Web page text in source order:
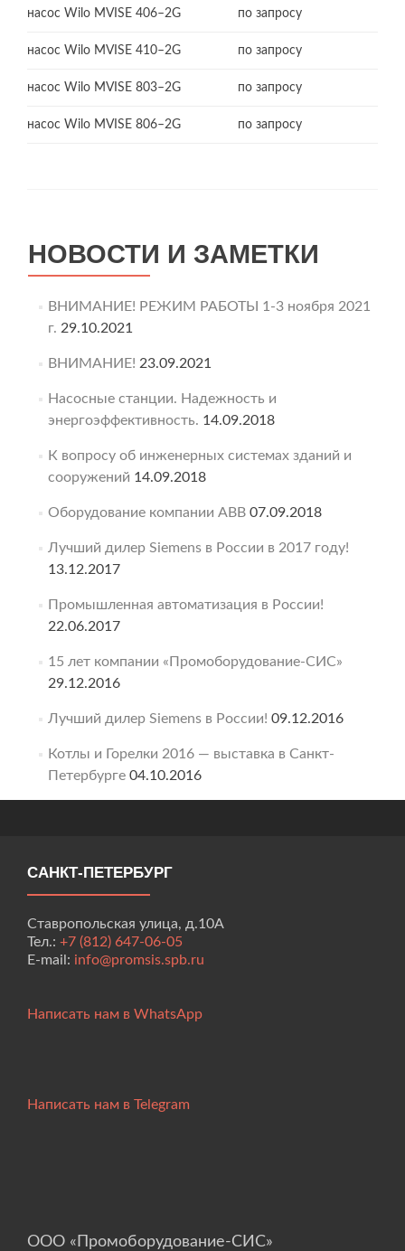
насос Wilo MVISE 406–2G по запросу
насос Wilo MVISE 410–2G по запросу
насос Wilo MVISE 803–2G по запросу
насос Wilo MVISE 806–2G по запросу
НОВОСТИ И ЗАМЕТКИ
ВНИМАНИЕ! РЕЖИМ РАБОТЫ 1-3 ноября 2021
г. 29.10.2021
ВНИМАНИЕ! 23.09.2021
Насосные станции. Надежность и
энергоэффективность. 14.09.2018
К вопросу об инженерных системах зданий и
сооружений 14.09.2018
Оборудование компании ABB 07.09.2018
Лучший дилер Siemens в России в 2017 году!
13.12.2017
Промышленная автоматизация в России!
22.06.2017
15 лет компании «Промоборудование-СИС»
29.12.2016
Лучший дилер Siemens в России! 09.12.2016
Котлы и Горелки 2016 — выставка в Санкт-
Петербурге 04.10.2016
САНКТ-ПЕТЕРБУРГ
Ставропольская улица, д.10А
Тел.: +7 (812) 647-06-05
E-mail: info@promsis.spb.ru
Написать нам в WhatsApp
Написать нам в Telegram
ООО «Промоборудование-СИС»